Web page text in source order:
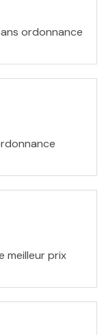
ordonnance
meilleur prix